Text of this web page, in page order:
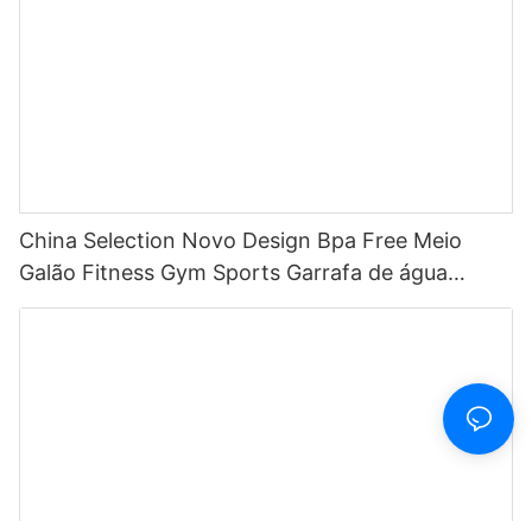
China Selection Novo Design Bpa Free Meio
Galão Fitness Gym Sports Garrafa de água
motivacional de plástico transparente com